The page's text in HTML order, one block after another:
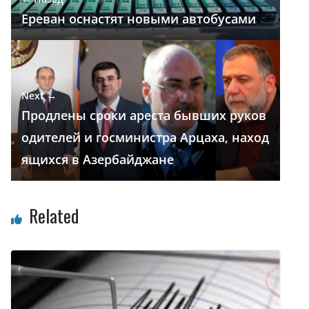
т
ь
Ереван оснастят новыми автобусами
Next →
Продлены сроки ареста бывших руков
одителей и госминистра Арцаха, наход
ящихся в Азербайджане
Related